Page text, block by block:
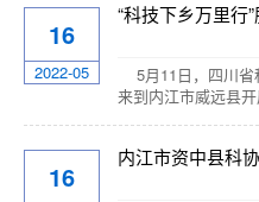
料。随着机翼转动
间...
16
2022-05
“科技下乡万里行
5月11日，四川省
来到内江市威远县
植过程中存在的问
16
内江市资中县科